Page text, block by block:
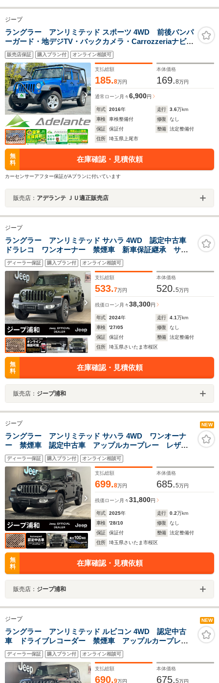
ジープ
ラングラー アンリミテッド スポーツ 4WD 前後バンパ
ーガード・地デジTV・バックカメラ・Carrozzeriaナビ・
Bluetoothオーディオ・ETC・クルーズコントロール・純
正17インチAW・ドライブレコーダー・ルーフラック・ス
ペアタイヤ・
販売店保証 購入プラン付 オンライン相談可
支払総額
185.8万円
本体価格
169.8万円
通常ローン 月々6,900円
年式 2016年 走行 3.6万km
車検
車検整備付 修復
なし
保証
保証付 整備
法定整備付
住所
埼玉県上尾市
無
料
在庫確認・見積依頼
カーセンサーアフター保証がAプランに付いています
販売店： アデランテ ＪＵ適正販売店
ジープ
ラングラー アンリミテッド サハラ 4WD 認定中古車
ドラレコ ワンオーナー 禁煙車 新車保証継承 サー
ジグリーン アダプティブクルーズコントロール アップ
ルカープレイ
ディーラー保証 購入プラン付 オンライン相談可
支払総額
533.7万円
本体価格
520.5万円
残価ローン 月々38,300円
年式 2024年 走行 4.1万km
車検
'27/05 修復
なし
保証
保証付 整備
法定整備付
住所
埼玉県さいたま市桜区
無
料
在庫確認・見積依頼
販売店： ジープ浦和
ジープ NEW
ラングラー アンリミテッド サハラ 4WD ワンオーナ
ー 禁煙車 認定中古車 アップルカープレー レザー
シート シートヒーター ハンドルヒーター ブライン
ドスポットモニター ETC2.0
ディーラー保証 購入プラン付 オンライン相談可
支払総額
699.8万円
本体価格
685.5万円
残価ローン 月々31,800円
年式 2025年 走行 0.2万km
車検
'28/10 修復
なし
保証
保証付 整備
法定整備付
住所
埼玉県さいたま市桜区
無
料
在庫確認・見積依頼
販売店： ジープ浦和
ジープ NEW
ラングラー アンリミテッド ルビコン 4WD 認定中古
車 ドライブレコーダー 禁煙車 アップルカープレ
イ ブラインドスポットモニター シートヒーター ハ
ンドルヒーター
ディーラー保証 購入プラン付 オンライン相談可
支払総額
690.9万円
本体価格
675.5万円